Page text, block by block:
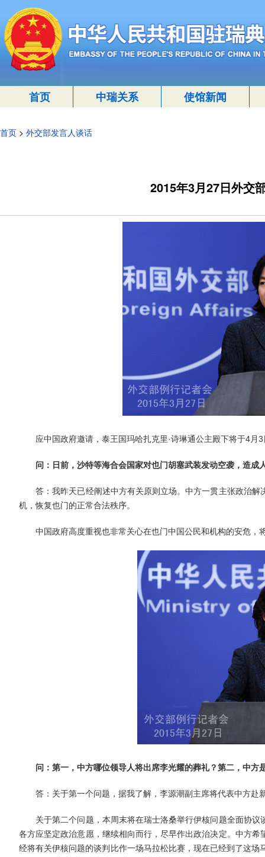
首页 中瑞关系 使馆新闻
首页 > 外交部发言人谈话
2015年3月27日外交
应中国政府邀请，泰王国玛哈扎克里·诗琳通公主殿下将于4月3
问： 日前，沙特等海合会国家对也门胡塞武装发动空袭，造成
答：我昨天已经阐述中方有关原则立场。中方一贯主张政治解
机，恢复也门的正常合法秩序。
中国政府高度重视也非常关心在也门中国公民和机构的安危，
问：第一，中方哪位领导人将出席李光耀的葬礼？第二，中
答：关于第一个问题，据我了解，李源潮副主席将代表中方赴
关于第二个问题，本周末将在瑞士洛桑举行伊核问题全面协议
各方应坚定政治意愿，继续相向而行，尽早作出政治决定。中方
经将有关伊核问题的谈判比作一场马拉松比赛，现在已经到了这场